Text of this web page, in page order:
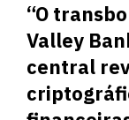
“O
Valley
central